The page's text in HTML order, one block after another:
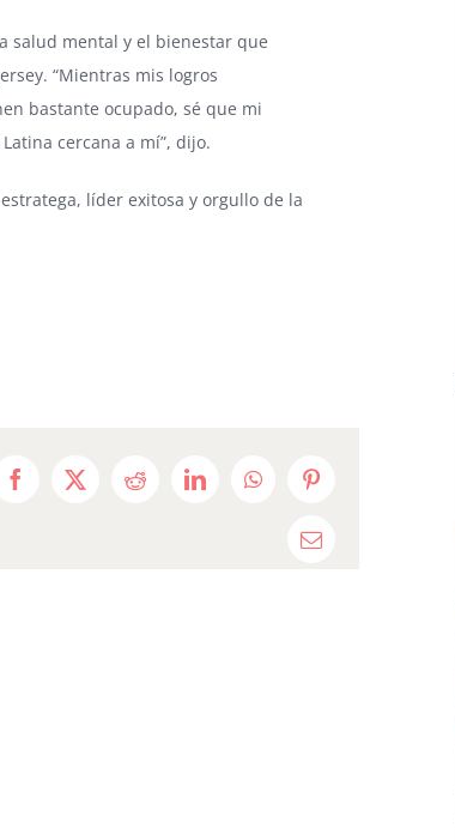
salud mental y el bienestar que
“Mientras mis logros
bastante ocupado, sé que mi
cercana a mí”, dijo.
líder exitosa y orgullo de la
Facebook
X Reddit LinkedInWhatsAppPinterest
Email